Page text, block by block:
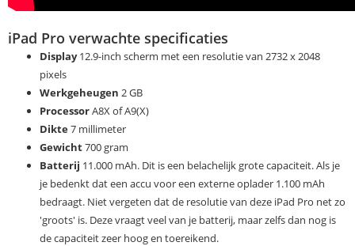
iPad Pro verwachte specificaties
Display12.9-inch scherm met een resolutie van 2732 x 2048
pixels
Werkgeheugen 2 GB
ProcessorA8X of A9(X)
Dikte7 millimeter
Gewicht700 gram
Batterij 11.000 mAh. Dit is een belachelijk grote capaciteit. Als je
je bedenkt dat een accu voor een externe oplader 1.100 mAh
bedraagt. Niet vergeten dat de resolutie van deze iPad Pro net zo
'groots' is. Deze vraagt veel van je batterij, maar zelfs dan nog is
de capaciteit zeer hoog en toereikend.